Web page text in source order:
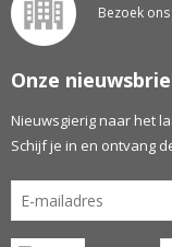
Bezoek ons
Onze
Nieuwsgierig naar het
Schijf je in en ontvang